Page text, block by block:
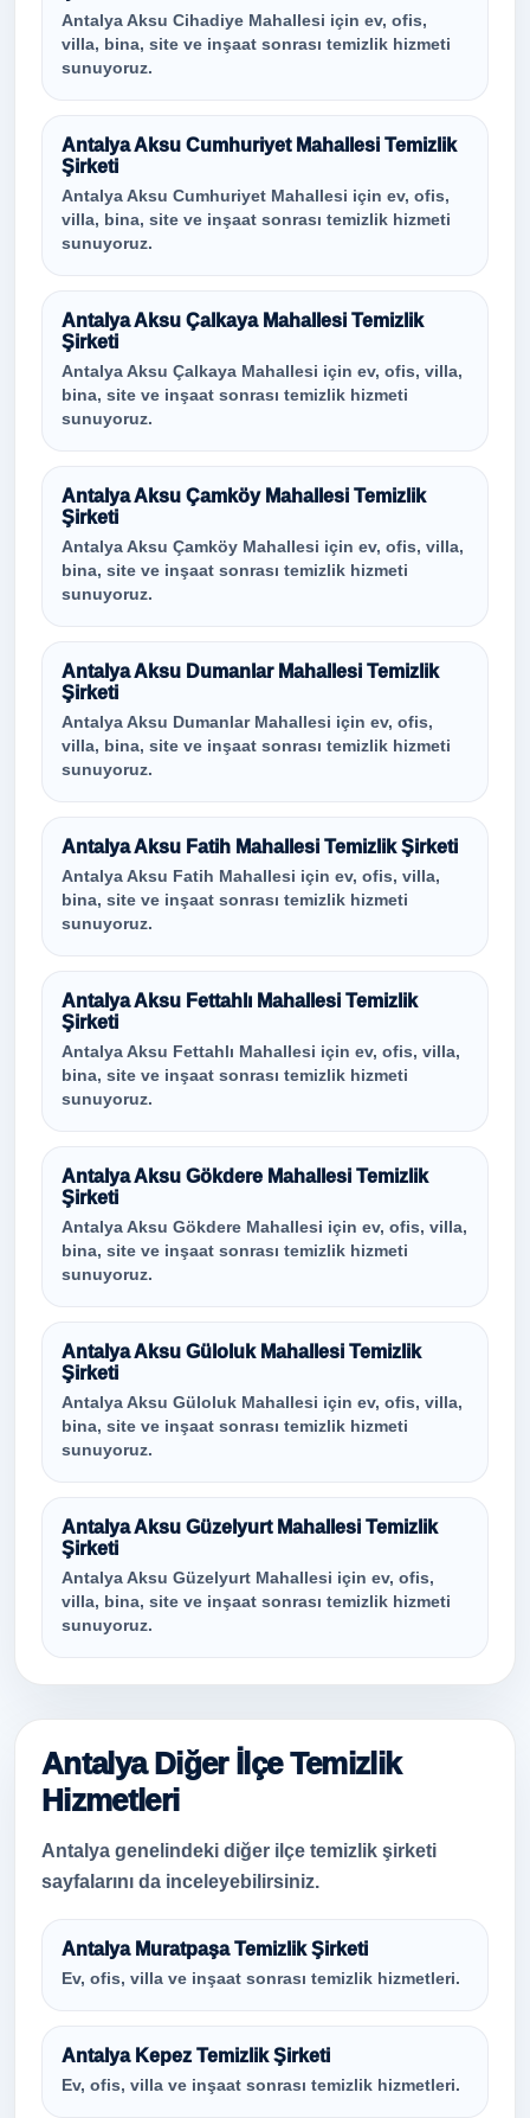
Antalya Aksu Cihadiye Mahallesi için ev, ofis,
villa, bina, site ve inşaat sonrası temizlik hizmeti
sunuyoruz.
Antalya Aksu Cumhuriyet Mahallesi Temizlik
Şirketi
Antalya Aksu Cumhuriyet Mahallesi için ev, ofis,
villa, bina, site ve inşaat sonrası temizlik hizmeti
sunuyoruz.
Antalya Aksu Çalkaya Mahallesi Temizlik
Şirketi
Antalya Aksu Çalkaya Mahallesi için ev, ofis, villa,
bina, site ve inşaat sonrası temizlik hizmeti
sunuyoruz.
Antalya Aksu Çamköy Mahallesi Temizlik
Şirketi
Antalya Aksu Çamköy Mahallesi için ev, ofis, villa,
bina, site ve inşaat sonrası temizlik hizmeti
sunuyoruz.
Antalya Aksu Dumanlar Mahallesi Temizlik
Şirketi
Antalya Aksu Dumanlar Mahallesi için ev, ofis,
villa, bina, site ve inşaat sonrası temizlik hizmeti
sunuyoruz.
Antalya Aksu Fatih Mahallesi Temizlik Şirketi
Antalya Aksu Fatih Mahallesi için ev, ofis, villa,
bina, site ve inşaat sonrası temizlik hizmeti
sunuyoruz.
Antalya Aksu Fettahlı Mahallesi Temizlik
Şirketi
Antalya Aksu Fettahlı Mahallesi için ev, ofis, villa,
bina, site ve inşaat sonrası temizlik hizmeti
sunuyoruz.
Antalya Aksu Gökdere Mahallesi Temizlik
Şirketi
Antalya Aksu Gökdere Mahallesi için ev, ofis, villa,
bina, site ve inşaat sonrası temizlik hizmeti
sunuyoruz.
Antalya Aksu Güloluk Mahallesi Temizlik
Şirketi
Antalya Aksu Güloluk Mahallesi için ev, ofis, villa,
bina, site ve inşaat sonrası temizlik hizmeti
sunuyoruz.
Antalya Aksu Güzelyurt Mahallesi Temizlik
Şirketi
Antalya Aksu Güzelyurt Mahallesi için ev, ofis,
villa, bina, site ve inşaat sonrası temizlik hizmeti
sunuyoruz.
Antalya Diğer İlçe Temizlik
Hizmetleri
Antalya genelindeki diğer ilçe temizlik şirketi
sayfalarını da inceleyebilirsiniz.
Antalya Muratpaşa Temizlik Şirketi
Ev, ofis, villa ve inşaat sonrası temizlik hizmetleri.
Antalya Kepez Temizlik Şirketi
Ev, ofis, villa ve inşaat sonrası temizlik hizmetleri.